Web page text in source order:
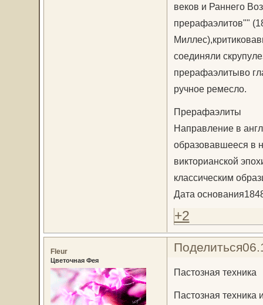
веков и Раннего
прерафаэлитов""
соединяли
прерафаэлитыво
ручное ремесло.
Прерафаэлиты
Направление в
образовавшееся в
викторианской
классическим
Дата
+2
Поделиться
Fleur
Цветочная Фея
Пастозная техника
Пастозная техника